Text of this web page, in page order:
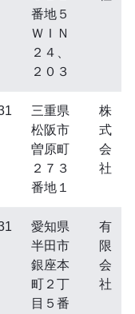
番地５
ＷＩＮ
２４、
２０３
三重県
松阪市
曽原町
２７３
番地１
株
式
会
社
愛知県
半田市
銀座本
町２丁
目５番
有
限
会
社